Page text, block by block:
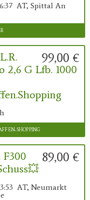
AT, Spittal An
99,00 €
2,6 G Lfb. 1000
89,00 €
AT, Neumarkt